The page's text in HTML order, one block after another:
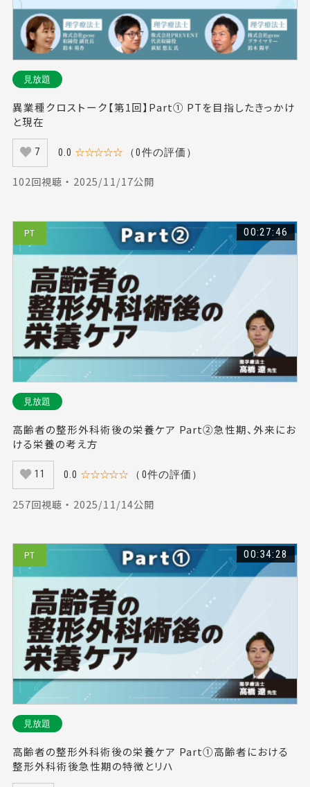
見放題
異業種クロストーク【第1回】Part① PTを目指したきっかけ
と現在
7 0.0 ☆☆☆☆☆ （0件の評価）
102回視聴 ・ 2025/11/17公開
PT 00:27:46
見放題
高齢者の整形外科術後の栄養ケア Part②急性期、外来にお
ける栄養の考え方
11 0.0 ☆☆☆☆☆ （0件の評価）
257回視聴 ・ 2025/11/14公開
PT 00:34:28
見放題
高齢者の整形外科術後の栄養ケア Part①高齢者における
整形外科術後急性期の特徴とリハ